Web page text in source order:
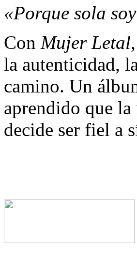
«Porque sola
Con Mujer Letal
la autenticidad,
camino. Un
aprendido que la
decide ser fiel a